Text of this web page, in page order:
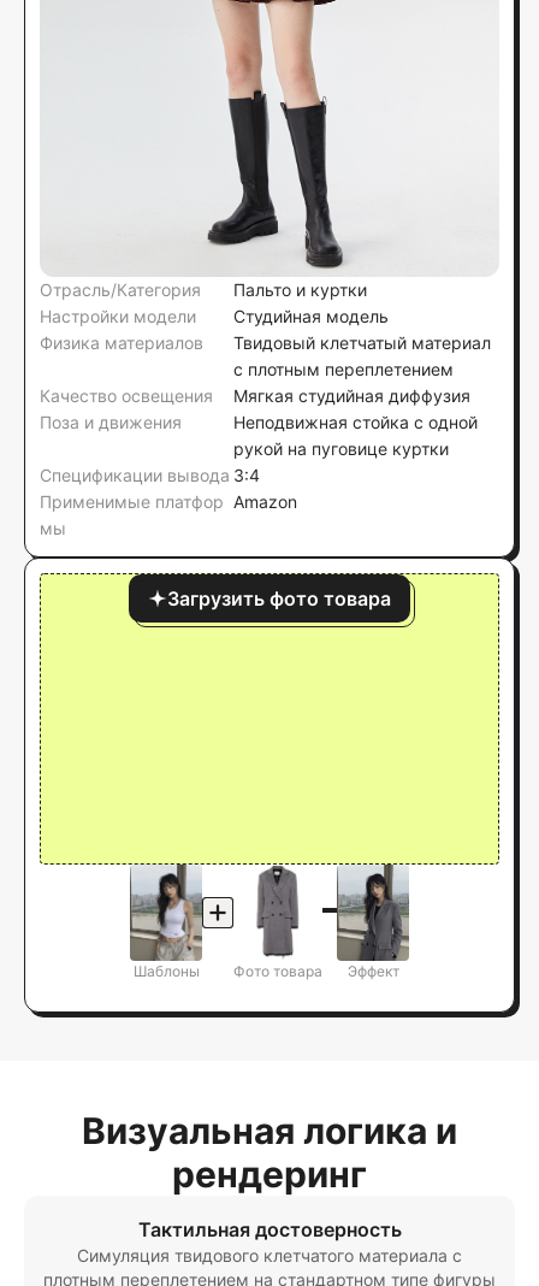
Отрасль/Категория
Пальто и куртки
Настройки модели
Студийная модель
Физика материалов
Твидовый клетчатый материал
с плотным переплетением
Качество освещения
Мягкая студийная диффузия
Поза и движения
Неподвижная стойка с одной
рукой на пуговице куртки
Спецификации вывода 3:4
Применимые платфор
мы
Amazon
Загрузить фото товара
Шаблоны Фото товара Эффект
Визуальная логика и
рендеринг
Тактильная достоверность
Симуляция твидового клетчатого материала с
плотным переплетением на стандартном типе фигуры